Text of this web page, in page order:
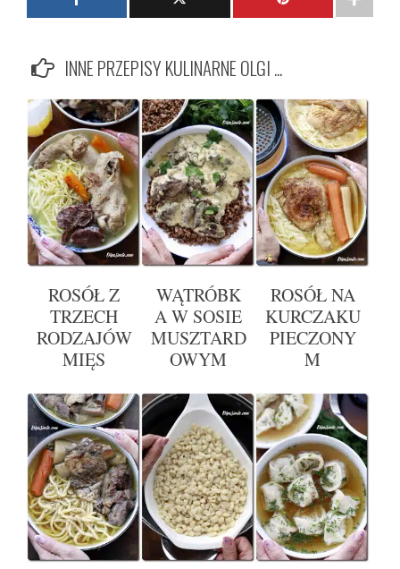
INNE PRZEPISY KULINARNE OLGI ...
ROSÓŁ Z
TRZECH
RODZAJÓW
MIĘS
WĄTRÓBK
A W SOSIE
MUSZTARD
OWYM
ROSÓŁ NA
KURCZAKU
PIECZONY
M